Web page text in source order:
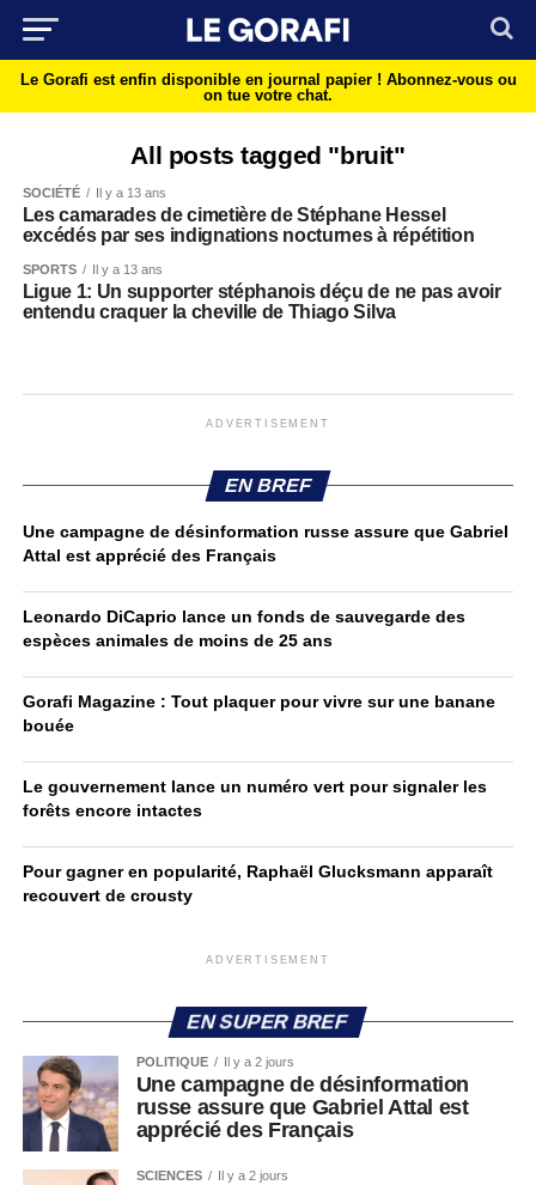
Le Gorafi est enfin disponible en journal papier ! Abonnez-vous ou
on tue votre chat.
All posts tagged "bruit"
SOCIÉTÉ Il y a 13 ans
Les camarades de cimetière de Stéphane Hessel
excédés par ses indignations nocturnes à répétition
SPORTS Il y a 13 ans
Ligue 1: Un supporter stéphanois déçu de ne pas avoir
entendu craquer la cheville de Thiago Silva
ADVERTISEMENT
EN BREF
Une campagne de désinformation russe assure que Gabriel
Attal est apprécié des Français
Leonardo DiCaprio lance un fonds de sauvegarde des
espèces animales de moins de 25 ans
Gorafi Magazine : Tout plaquer pour vivre sur une banane
bouée
Le gouvernement lance un numéro vert pour signaler les
forêts encore intactes
Pour gagner en popularité, Raphaël Glucksmann apparaît
recouvert de crousty
ADVERTISEMENT
EN SUPER BREF
POLITIQUE Il y a 2 jours
Une campagne de désinformation
russe assure que Gabriel Attal est
apprécié des Français
SCIENCES Il y a 2 jours